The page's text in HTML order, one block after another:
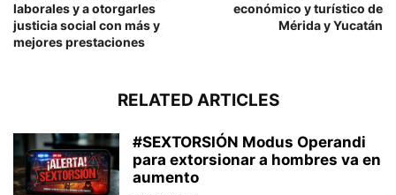
laborales y a otorgarles
justicia social con más y
mejores prestaciones
económico y turístico de
Mérida y Yucatán
RELATED ARTICLES
#SEXTORSIÓN Modus Operandi
para extorsionar a hombres va en
aumento